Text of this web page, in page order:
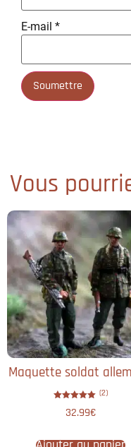
E-mail *
Vous
Maquette soldat
5.00
(2)
32.99€